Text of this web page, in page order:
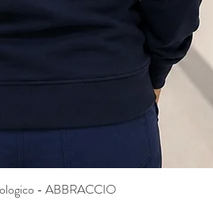
- ABBRACCIO